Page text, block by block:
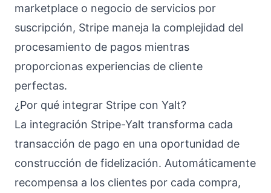
marketplace o negocio de servicios por
suscripción, Stripe maneja la complejidad del
procesamiento de pagos mientras
proporcionas experiencias de cliente
perfectas.
¿Por qué integrar Stripe con Yalt?
La integración Stripe-Yalt transforma cada
transacción de pago en una oportunidad de
construcción de fidelización. Automáticamente
recompensa a los clientes por cada compra,